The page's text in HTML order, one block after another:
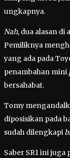
ungkapnya.
Nah, dua alasan
Pemiliknya
yang ada pada
penambahan mini
bersahabat.
Tomy
diposisikan pada
sudah dilengkapi
Saber SR1 ini